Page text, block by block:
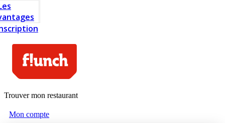
Trouver mon restaurant
Mon compte